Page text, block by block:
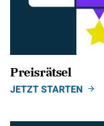
Preisrätsel
JETZT STARTEN